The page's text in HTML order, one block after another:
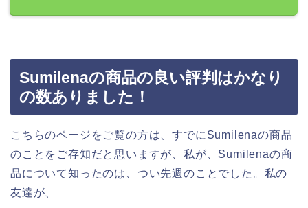
Sumilenaの商品の良い評判はかなり
の数ありました！
こちらのページをご覧の方は、すでにSumilenaの商品
のことをご存知だと思いますが、私が、Sumilenaの商
品について知ったのは、つい先週のことでした。私の
友達が、